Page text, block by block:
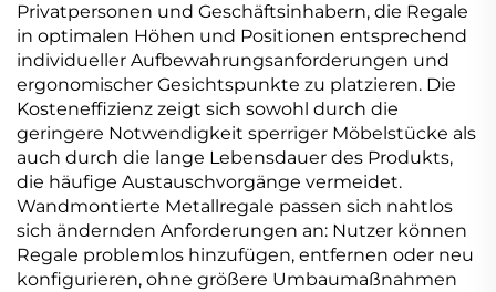
Privatpersonen und Geschäftsinhabern, die Regale
in optimalen Höhen und Positionen entsprechend
individueller Aufbewahrungsanforderungen und
ergonomischer Gesichtspunkte zu platzieren. Die
Kosteneffizienz zeigt sich sowohl durch die
geringere Notwendigkeit sperriger Möbelstücke als
auch durch die lange Lebensdauer des Produkts,
die häufige Austauschvorgänge vermeidet.
Wandmontierte Metallregale passen sich nahtlos
sich ändernden Anforderungen an: Nutzer können
Regale problemlos hinzufügen, entfernen oder neu
konfigurieren, ohne größere Umbaumaßnahmen